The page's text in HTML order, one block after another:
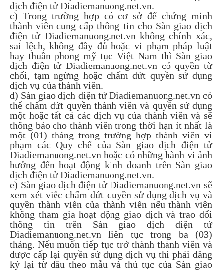
dịch điện tử Diadiemanuong.net.vn.
c) Trong trường hợp có cơ sở để chứng minh
thành viên cung cấp thông tin cho Sàn giao dịch
điện tử Diadiemanuong.net.vn không chính xác,
sai lệch, không đầy đủ hoặc vi phạm pháp luật
hay thuần phong mỹ tục Việt Nam thì Sàn giao
dịch điện tử Diadiemanuong.net.vn có quyền từ
chối, tạm ngừng hoặc chấm dứt quyền sử dụng
dịch vụ của thành viên.
d) Sàn giao dịch điện tử Diadiemanuong.net.vn có
thể chấm dứt quyền thành viên và quyền sử dụng
một hoặc tất cả các dịch vụ của thành viên và sẽ
thông báo cho thành viên trong thời hạn ít nhất là
một (01) tháng trong trường hợp thành viên vi
phạm các Quy chế của Sàn giao dịch điện tử
Diadiemanuong.net.vn hoặc có những hành vi ảnh
hưởng đến hoạt động kinh doanh trên Sàn giao
dịch điện tử Diadiemanuong.net.vn.
e) Sàn giao dịch điện tử Diadiemanuong.net.vn sẽ
xem xét việc chấm dứt quyền sử dụng dịch vụ và
quyền thành viên của thành viên nếu thành viên
không tham gia hoạt động giao dịch và trao đổi
thông tin trên Sàn giao dịch điện tử
Diadiemanuong.net.vn liên tục trong ba (03)
tháng. Nếu muốn tiếp tục trở thành thành viên và
được cấp lại quyền sử dụng dịch vụ thì phải đăng
ký lại từ đầu theo mẫu và thủ tục của Sàn giao